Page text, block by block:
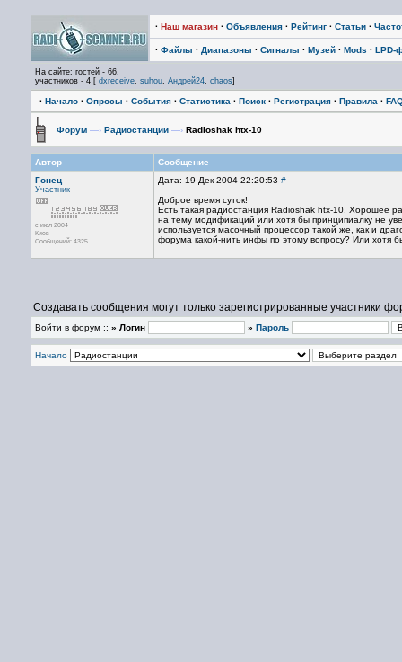
· Наш магазин · Объявления · Рейтинг · Статьи ·
· Файлы · Диапазоны · Сигналы · Музей · Mods · LPD-
На сайте: гостей - 66,
участников - 4 [ dxreceive, suhou, Андрей24, chaos]
· Начало · Опросы · События · Статистика · Поиск · Регистрация · Правила ·
Форум —› Радиостанции —› Radioshak htx-10
Автор
Сообщение
Гонец
Участник
с июл 2004
Киев
Сообщений: 4325
Дата: 19 Дек 2004 22:20:53 #
Доброе время суток!
Есть такая радиостанция Radioshak htx-10. Хорошее
на тему модификаций или хотя бы принципиалку не
используется масочный процессор такой же, как и
форума какой-нить инфы по этому вопросу? Или хотя
Создавать сообщения могут только зарегистрированные участники
Войти в форум :: » Логин » Пароль
Начало